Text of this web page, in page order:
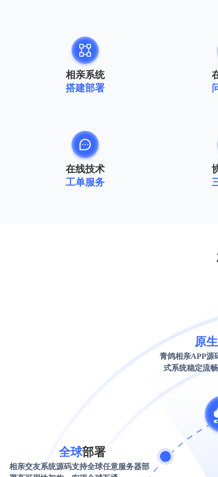
相亲系统
搭建部署
在线技术
工单服务
原生
青鸽相亲APP源
式系统稳定流
全球部署
相亲交友系统源码支持全球任意服务器部